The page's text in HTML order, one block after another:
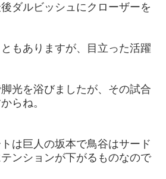
ダルビッシュにクローザーを
もありますが、目立った活躍
光を浴びましたが、その試合
らね。
は巨人の坂本で鳥谷はサード
ンションが下がるものなので